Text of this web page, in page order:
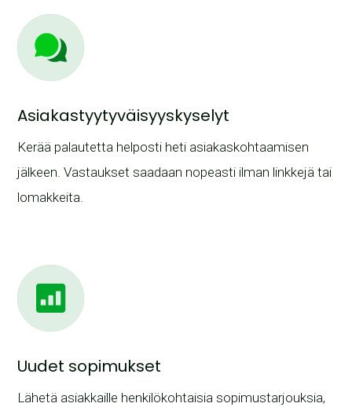
Asiakastyytyväisyyskyselyt
Kerää palautetta helposti heti asiakaskohtaamisen
jälkeen. Vastaukset saadaan nopeasti ilman linkkejä tai
lomakkeita.
Uudet sopimukset
Lähetä asiakkaille henkilökohtaisia sopimustarjouksia,